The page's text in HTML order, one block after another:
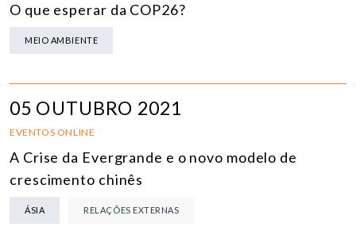
O que esperar da COP26?
MEIO AMBIENTE
05 OUTUBRO 2021
EVENTOS ONLINE
A Crise da Evergrande e o novo modelo de
crescimento chinês
ÁSIA RELAÇÕES EXTERNAS